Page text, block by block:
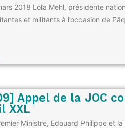
2018 Lola Mehl, présidente
et militants à l’occasion de
Appel de la JOC
XXL
Ministre, Edouard Philippe et